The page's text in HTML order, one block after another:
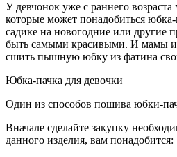
У девчонок уже с раннего
которые может понадобиться
садике на новогодние или другие
быть самыми красивыми. И мамы
сшить пышную юбку из фатина
Юбка-пачка для девочки
Один из способов пошива юбки-
Вначале сделайте закупку
данного изделия, вам понадобится: